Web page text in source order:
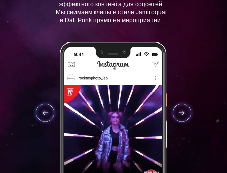
эффектного контента для соцсетей.
Мы снимаем клипы в стиле Jamiroquai
и Daft Punk прямо на мероприятии.